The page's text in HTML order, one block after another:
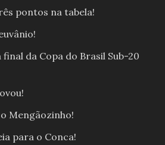
pontos na tabela!
final da Copa do Brasil Sub-20
Mengãozinho!
para o Conca!